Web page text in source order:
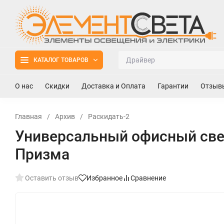
КАТАЛОГ ТОВАРОВ
О нас Скидки Доставка и Оплата Гарантии
Главная / Архив / Раскидать-2
Универсальный офисный
Призма
Оставить отзыв Избранное Сравнение